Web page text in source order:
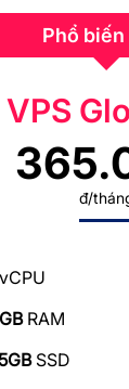
Phổ
VPS
đ/
vCPU
RAM
SSD